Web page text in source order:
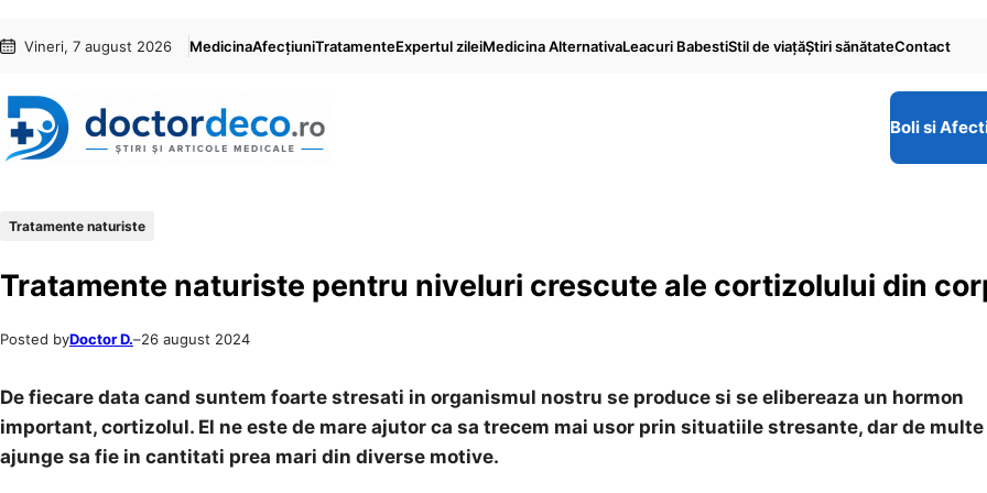
conținut
content
Vineri, 7 august 2026 MedicinaAfecțiuniTratamenteExpertul zileiMedicina AlternativaLeacuri BabestiStil de viaţăŞtiri sănătateContact
Boli si
Tratamente naturiste
Tratamente naturiste pentru niveluri crescute ale cortizolului din
Posted byDoctor D.–26 august 2024
De fiecare data cand suntem foarte stresati in organismul nostru se produce si se elibereaza un hormon
important, cortizolul. El ne este de mare ajutor ca sa trecem mai usor prin situatiile stresante, dar de multe
ajunge sa fie in cantitati prea mari din diverse motive.